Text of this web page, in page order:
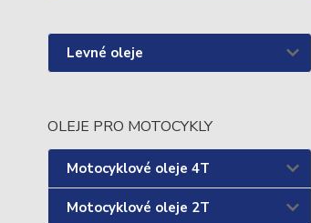
Levné oleje
OLEJE PRO MOTOCYKLY
Motocyklové oleje 4T
Motocyklové oleje 2T